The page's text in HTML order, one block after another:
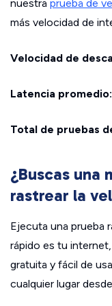
nuestra prueba de
más velocidad de
Velocidad de
Latencia promedio:
Total de pruebas
¿Buscas una
rastrear la
Ejecuta una prueba
rápido es tu
gratuita y fácil de
cualquier lugar